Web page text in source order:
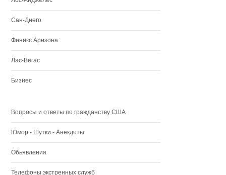
Сан-Диего
Финикс Аризона
Лас-Вегас
Бизнес
Вопросы и ответы по гражданству США
Юмор - Шутки - Анекдоты
Обьявления
Телефоны экстренных служб